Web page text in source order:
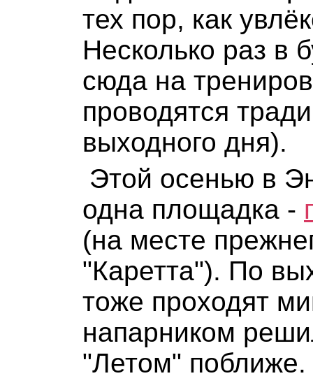
тех пор, как
Несколько раз в
сюда на
проводятся
выходного дня).
Этой осенью в
одна площадка -
(на месте
"Каретта"). По
тоже проходят
напарником
"Летом" поближе.